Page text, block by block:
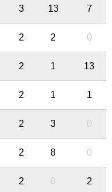
3 13 7
2 2 0
2 1 13
2 1 1
2 3 0
2 8 0
2 0 2